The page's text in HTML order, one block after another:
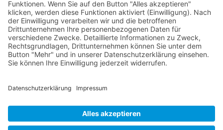
Widerrufsrecht und Widerrufsformular
Impressum
Datenschutzerklärung
Cookie-Einstellungen
AGB
Streitbeilegungsstelle